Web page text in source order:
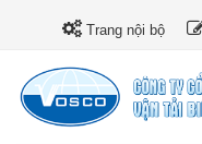
Trang nội bộ